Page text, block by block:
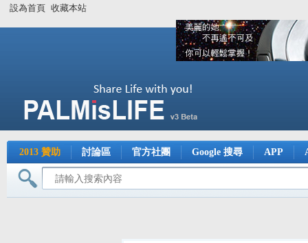
設為首頁 收藏本站
2013 贊助 討論區 官方社團 Google 搜尋 APP